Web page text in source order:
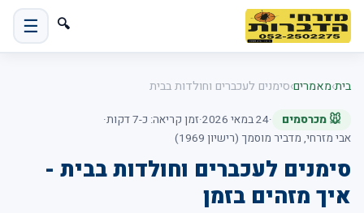
🔍
☰
בית›מאמרים›סימנים לעכברים וחולדות בבית
🐭 מכרסמים ·24 במאי 2026 ·זמן קריאה: כ-7 דקות
·
אבי מזרחי, מדביר מוסמך (רישיון 1969)
סימנים לעכברים וחולדות בבית -
איך מזהים בזמן